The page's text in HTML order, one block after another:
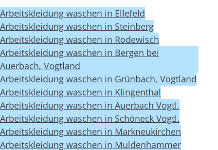
Arbeitskleidung waschen in Ellefeld
Arbeitskleidung waschen in Steinberg
Arbeitskleidung waschen in Rodewisch
Arbeitskleidung waschen in Bergen bei
Auerbach, Vogtland
Arbeitskleidung waschen in Grünbach, Vogtland
Arbeitskleidung waschen in Klingenthal
Arbeitskleidung waschen in Auerbach Vogtl.
Arbeitskleidung waschen in Schöneck Vogtl.
Arbeitskleidung waschen in Markneukirchen
Arbeitskleidung waschen in Muldenhammer